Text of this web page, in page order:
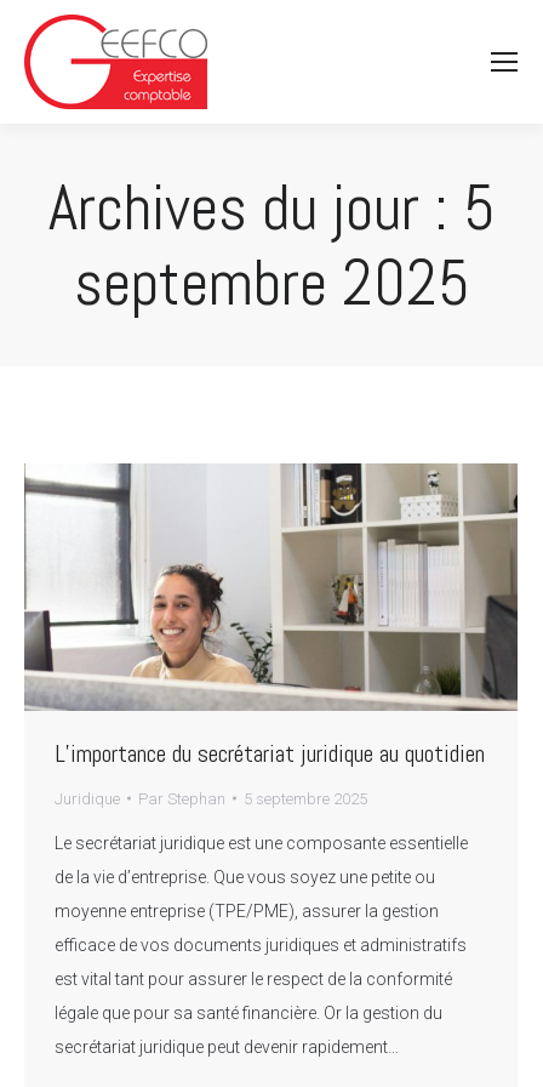
Archives du jour : 5
septembre 2025
L’importance du secrétariat juridique au quotidien
Juridique Par Stephan 5 septembre 2025
Le secrétariat juridique est une composante essentielle
de la vie d’entreprise. Que vous soyez une petite ou
moyenne entreprise (TPE/PME), assurer la gestion
efficace de vos documents juridiques et administratifs
est vital tant pour assurer le respect de la conformité
légale que pour sa santé financière. Or la gestion du
secrétariat juridique peut devenir rapidement…